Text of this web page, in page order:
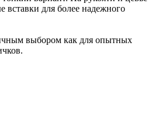
вставки для более надежного
выбором как для опытных